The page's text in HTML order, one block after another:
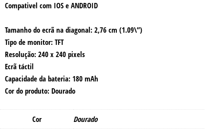
Compativel com IOS e ANDROID
Tamanho do ecrã na diagonal: 2,76 cm (1.09\”)
Tipo de monitor: TFT
Resolução: 240 x 240 pixels
Ecrã táctil
Capacidade da bateria: 180 mAh
Cor do produto: Dourado
Cor Dourado